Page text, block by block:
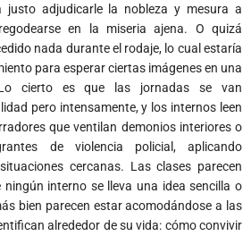
justo adjudicarle la nobleza y mesura a
en la miseria ajena. O quizá
nada durante el rodaje, lo cual estaría
para esperar ciertas imágenes en una
cierto es que las jornadas se van
pero intensamente, y los internos leen
que ventilan demonios interiores o
de violencia policial, aplicando
cercanas. Las clases parecen
interno se lleva una idea sencilla o
bien parecen estar acomodándose a las
alrededor de su vida: cómo convivir